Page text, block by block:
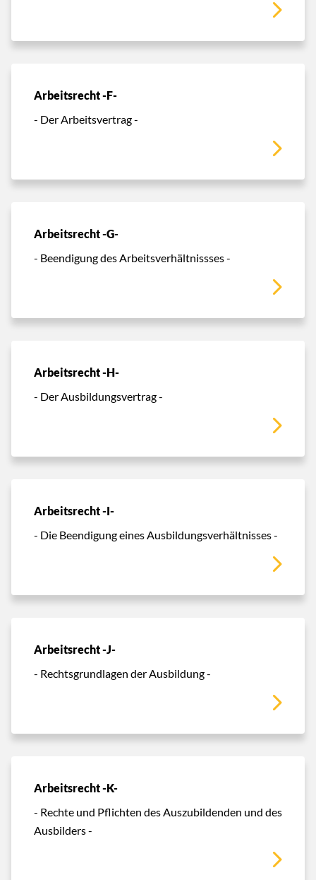
Arbeitsrecht -F-
- Der Arbeitsvertrag -
Arbeitsrecht -G-
- Beendigung des Arbeitsverhältnissses -
Arbeitsrecht -H-
- Der Ausbildungsvertrag -
Arbeitsrecht -I-
- Die Beendigung eines Ausbildungsverhältnisses -
Arbeitsrecht -J-
- Rechtsgrundlagen der Ausbildung -
Arbeitsrecht -K-
- Rechte und Pflichten des Auszubildenden und des
Ausbilders -